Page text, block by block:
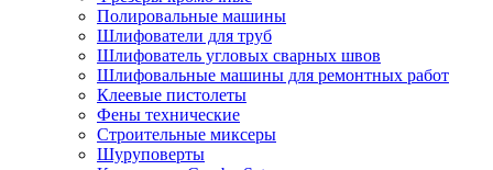
Полировальные машины
Шлифователи для труб
Шлифователь угловых сварных швов
Шлифовальные машины для ремонтных работ
Клеевые пистолеты
Фены технические
Строительные миксеры
Шуруповерты